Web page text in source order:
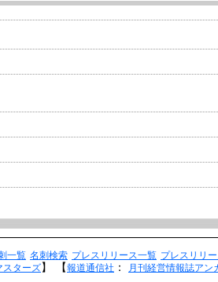
一覧 名刺検索 プレスリリース一覧 プレスリリ
スターズ】 【報道通信社 ： 月刊経営情報誌アン